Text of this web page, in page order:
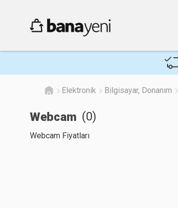
Elektronik Bilgisayar, Donanım
Webcam (0)
Webcam Fiyatları